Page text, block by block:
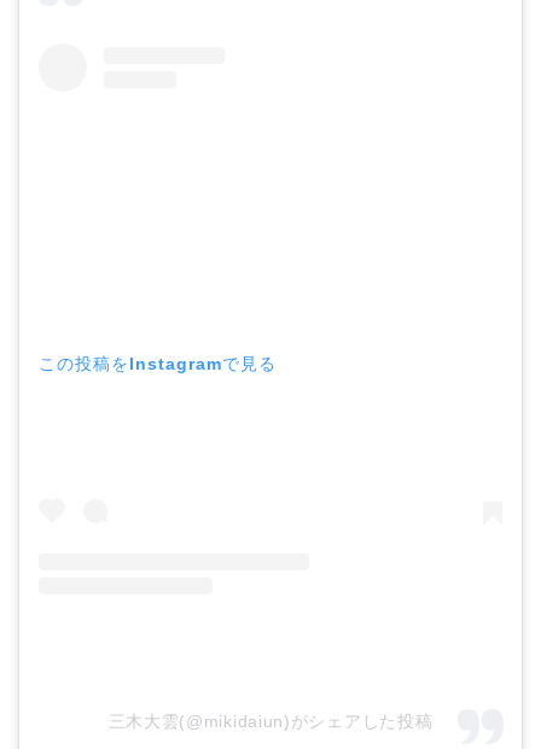
この投稿をInstagramで見る
三木大雲(@mikidaiun)がシェアした投稿